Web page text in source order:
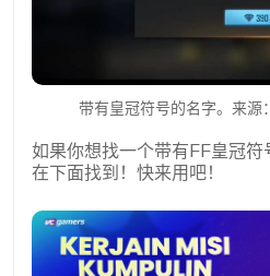
带有皇冠符号的名字。来源
如果你想找一个带有FF皇冠符
在下面找到！快来用吧！